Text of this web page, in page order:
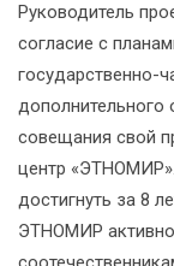
Руководитель
согласие с
государственно-
дополнительного
совещания свой
центр «ЭТНОМИР».
достигнуть за 8
ЭТНОМИР активно